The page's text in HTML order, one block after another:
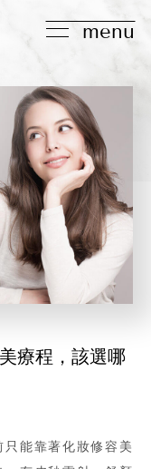
menu
療程，該選哪
能靠著化妝修容美